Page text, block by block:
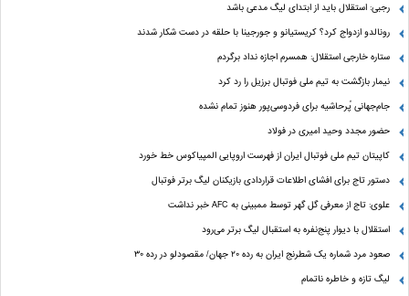
رجبی: استقلال باید از ابتدای لیگ مدعی باشد
رونالدو ازدواج کرد؟ کریستیانو و جورجینا با حلقه در دست شکار شدند
ستاره خارجی استقلال: همسرم اجازه نداد برگردم
نیمار بازگشت به تیم ملی فوتبال برزیل را رد کرد
جام‌جهانی پُرحاشیه برای فردوسی‌پور هنوز تمام نشده
حضور مجدد وحید امیری در فولاد
کاپیتان تیم ملی فوتبال ایران از فهرست اروپایی المپیاکوس خط خورد
دستور تاج برای افشای اطلاعات قراردادی بازیکنان لیگ برتر فوتبال
علوی: تاج از معرفی گل گهر توسط ممبینی به AFC خبر نداشت
استقلال با دیوار پنج‌نفره به استقبال لیگ برتر می‌رود
صعود مرد شماره یک شطرنج ایران به رده ۲۰ جهان/ مقصودلو در رده ۳۰
لیگ تازه و خاطره ناتمام